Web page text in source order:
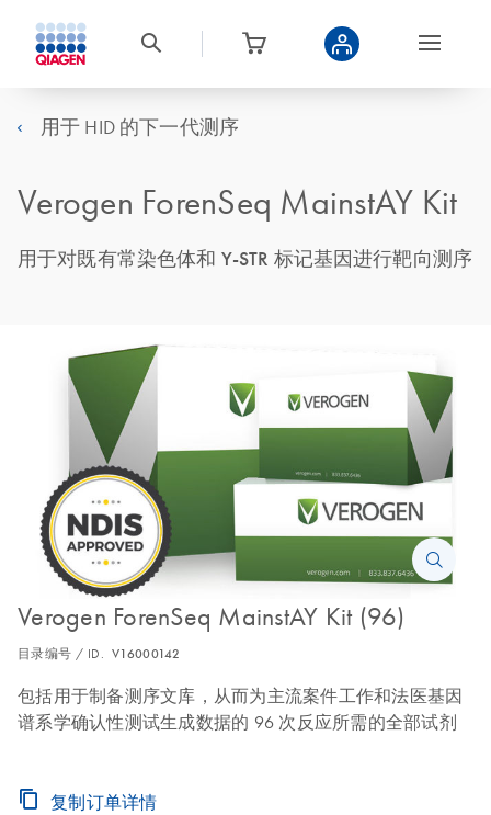
用于 HID 的下一代测序
Verogen ForenSeq MainstAY Kit
用于对既有常染色体和 Y-STR 标记基因进行靶向测序
Verogen ForenSeq MainstAY Kit (96)
目录编号 / ID. V16000142
包括用于制备测序文库，从而为主流案件工作和法医基因
谱系学确认性测试生成数据的 96 次反应所需的全部试剂
复制订单详情